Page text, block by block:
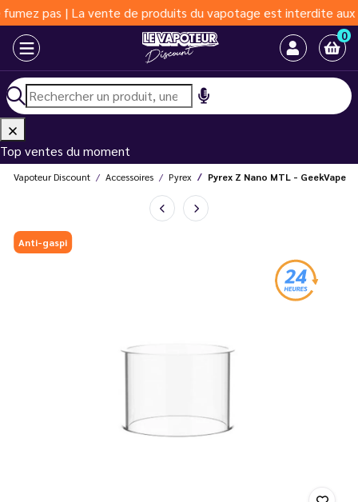
pas | La vente de produits du vapotage est interdite aux
0
Top ventes du moment
Le Vapoteur Discount Accessoires Pyrex Pyrex Z Nano MTL - GeekVape
Anti-gaspi